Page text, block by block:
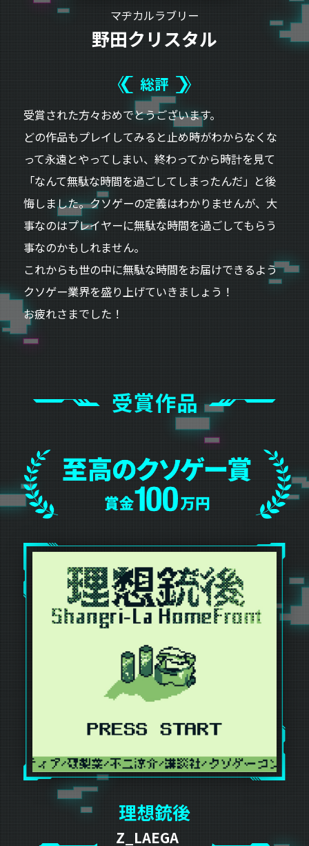
マヂカルラブリー
野田クリスタル
総評
受賞された方々おめでとうございます。
どの作品もプレイしてみると止め時がわからなくな
って永遠とやってしまい、終わってから時計を見て
「なんて無駄な時間を過ごしてしまったんだ」と後
悔しました。クソゲーの定義はわかりませんが、大
事なのはプレイヤーに無駄な時間を過ごしてもらう
事なのかもしれません。
これからも世の中に無駄な時間をお届けできるよう
クソゲー業界を盛り上げていきましょう！
お疲れさまでした！
受賞作品
理想銃後
Z_LAEGA